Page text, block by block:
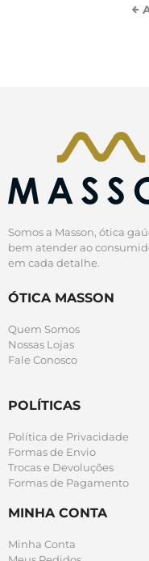
Somos a Masson, ótica
bem atender ao
em cada detalhe.
ÓTICA MASSON
Quem Somos
Nossas Lojas
Fale Conosco
POLÍTICAS
Política de Privacidade
Formas de Envio
Trocas e Devoluções
Formas de Pagamento
MINHA CONTA
Minha Conta